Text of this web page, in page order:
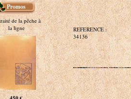
Promos
de la pêche à
la ligne
REFERENCE :
34136